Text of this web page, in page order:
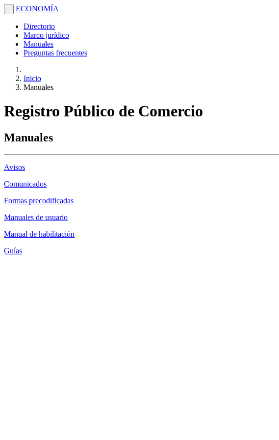
. ECONOMÍA
Directorio
Marco jurídico
Manuales
Preguntas frecuentes
Inicio
Manuales
Registro Público de Comercio
Manuales
Avisos
Comunicados
Formas precodificadas
Manuales de usuario
Manual de habilitación
Guías